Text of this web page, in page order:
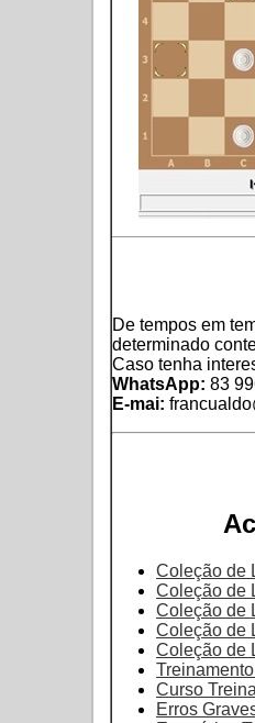
De tempos em
determinado
Caso tenha
WhatsApp: 83
E-mai:
Coleção de
Coleção de
Coleção de
Coleção de
Coleção de
Curso
Erros